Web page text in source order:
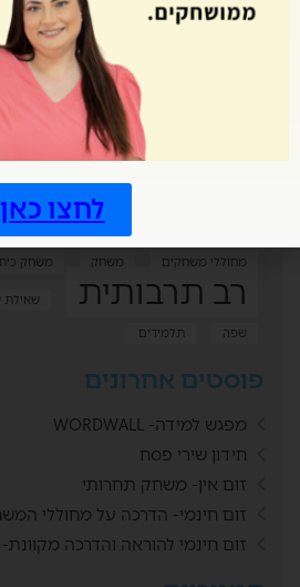
מדיניות הפרטיות
FLIPPITY RANDOMIZER Genially
כיפת ברזל
מחוללי משחקים
משחק משחק
רב תרבותית שאילת
שפה
תלמידים
פוסטים אחרונים
מפגש למידה- WORDWALL
חידון שירי פסח
זום אין- משחק תחרותי
זום חינמי- הדרכה על מחוללי
זום חינמי להוראה והדרכה
לחצו כאן